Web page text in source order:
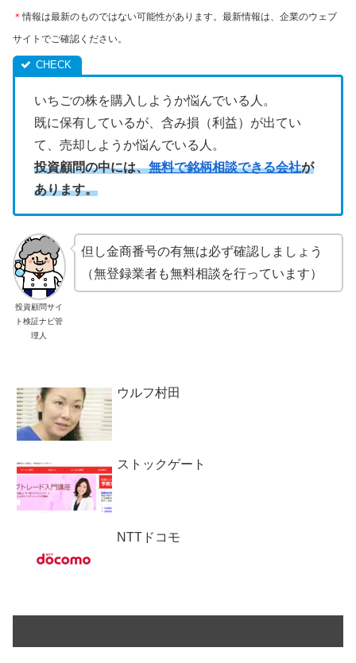
＊情報は最新のものではない可能性があります。最新情報は、企業のウェブ
サイトでご確認ください。
いちごの株を購入しようか悩んでいる人。
既に保有しているが、含み損（利益）が出てい
て、売却しようか悩んでいる人。
投資顧問の中には、無料で銘柄相談できる会社が
あります。
投資顧問サイ
ト検証ナビ管
理人
但し金商番号の有無は必ず確認しましょう
（無登録業者も無料相談を行っています）
ウルフ村田
ストックゲート
NTTドコモ